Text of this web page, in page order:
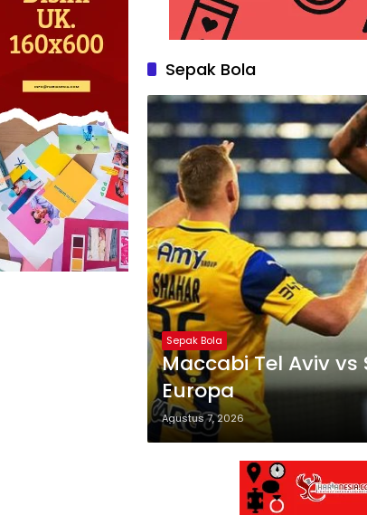
Sepak Bola
Sepak Bola
Maccabi Tel Aviv vs
Europa
Agustus 7, 2026